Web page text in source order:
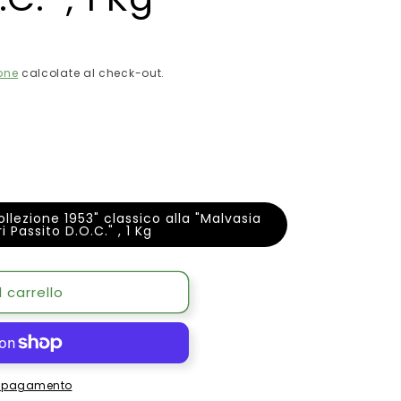
calcolate al check-out.
alla "Malvasia
Passito D.O.C." , 1 Kg
carrello
pagamento